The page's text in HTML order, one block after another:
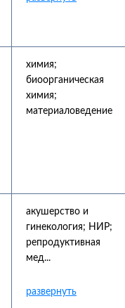
химия;
биоорганическая
химия;
материаловедение
акушерство и
гинекология; НИР;
репродуктивная
мед...